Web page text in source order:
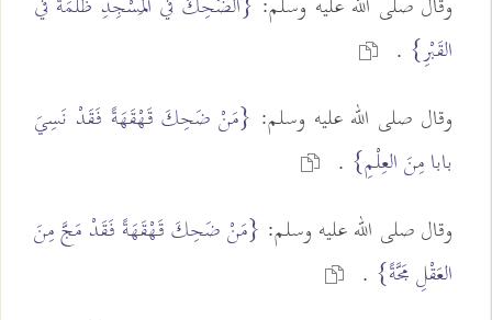
القَبْرِ} .
وقال صلى الله عليه وسلم: {مَنْ ضَحِكَ قَهْقَهَةً فَقَدْ نَسِيَ
بابا مِنَ العِلْمِ} .
وقال صلى الله عليه وسلم: {مَنْ ضَحِكَ قَهْقَهَةً فَقَدْ مَجَّ مِنَ
العَقْلِ مَجَّةً} .